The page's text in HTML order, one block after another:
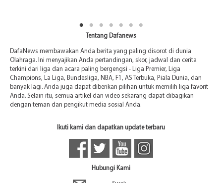
Tentang Dafanews
DafaNews membawakan Anda berita yang paling disorot di dunia
Olahraga. Ini menyajikan Anda pertandingan, skor, jadwal dan cerita
terkini dari liga dan acara paling bergengsi - Liga Premier, Liga
Champions, La Liga, Bundesliga, NBA, F1, AS Terbuka, Piala Dunia, dan
banyak lagi. Anda juga dapat diberikan pilihan untuk memilih liga favorit
Anda. Selain itu, semua artikel dan video sekarang dapat dibagikan
dengan teman dan pengikut media sosial Anda.
Ikuti kami dan dapatkan update terbaru
Hubungi Kami